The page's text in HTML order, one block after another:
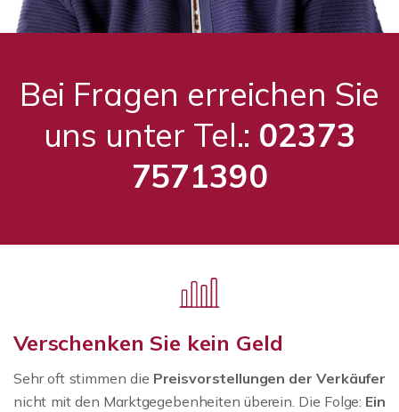
Bei Fragen erreichen Sie
uns unter Tel.: 02373
7571390
Verschenken Sie kein Geld
Sehr oft stimmen die Preisvorstellungen der Verkäufer
nicht mit den Marktgegebenheiten überein. Die Folge: Ein